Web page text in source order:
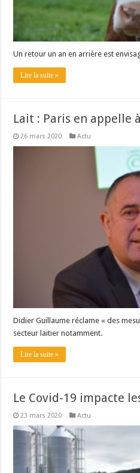
Un retour un an en arrière est
Lire la suite »
Lait : Paris en appelle
26 mars 2020 Actu
Didier Guillaume réclame « des
secteur laitier notamment.
Lire la suite »
Le Covid-19 impacte
23 mars 2020 Actu